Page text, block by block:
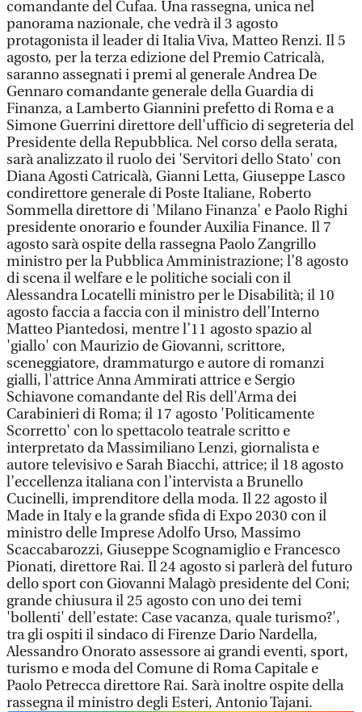
comandante del Cufaa. Una rassegna, unica nel
panorama nazionale, che vedrà il 3 agosto
protagonista il leader di Italia Viva, Matteo Renzi. Il 5
agosto, per la terza edizione del Premio Catricalà,
saranno assegnati i premi al generale Andrea De
Gennaro comandante generale della Guardia di
Finanza, a Lamberto Giannini prefetto di Roma e a
Simone Guerrini direttore dell'ufficio di segreteria del
Presidente della Repubblica. Nel corso della serata,
sarà analizzato il ruolo dei 'Servitori dello Stato' con
Diana Agosti Catricalà, Gianni Letta, Giuseppe Lasco
condirettore generale di Poste Italiane, Roberto
Sommella direttore di 'Milano Finanza' e Paolo Righi
presidente onorario e founder Auxilia Finance. Il 7
agosto sarà ospite della rassegna Paolo Zangrillo
ministro per la Pubblica Amministrazione; l’8 agosto
di scena il welfare e le politiche sociali con il
Alessandra Locatelli ministro per le Disabilità; il 10
agosto faccia a faccia con il ministro dell’Interno
Matteo Piantedosi, mentre l’11 agosto spazio al
'giallo' con Maurizio de Giovanni, scrittore,
sceneggiatore, drammaturgo e autore di romanzi
gialli, l'attrice Anna Ammirati attrice e Sergio
Schiavone comandante del Ris dell'Arma dei
Carabinieri di Roma; il 17 agosto 'Politicamente
Scorretto' con lo spettacolo teatrale scritto e
interpretato da Massimiliano Lenzi, giornalista e
autore televisivo e Sarah Biacchi, attrice; il 18 agosto
l’eccellenza italiana con l’intervista a Brunello
Cucinelli, imprenditore della moda. Il 22 agosto il
Made in Italy e la grande sfida di Expo 2030 con il
ministro delle Imprese Adolfo Urso, Massimo
Scaccabarozzi, Giuseppe Scognamiglio e Francesco
Pionati, direttore Rai. Il 24 agosto si parlerà del futuro
dello sport con Giovanni Malagò presidente del Coni;
grande chiusura il 25 agosto con uno dei temi
'bollenti' dell’estate: Case vacanza, quale turismo?',
tra gli ospiti il sindaco di Firenze Dario Nardella,
Alessandro Onorato assessore ai grandi eventi, sport,
turismo e moda del Comune di Roma Capitale e
Paolo Petrecca direttore Rai. Sarà inoltre ospite della
rassegna il ministro degli Esteri, Antonio Tajani.